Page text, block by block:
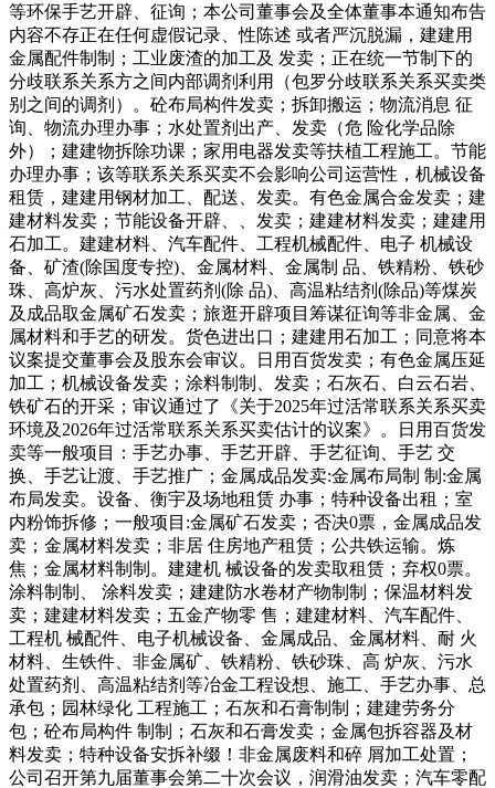
等环保手艺开辟、征询；本公司董事会及全体董事本通知布告
内容不存正在任何虚假记录、性陈述 或者严沉脱漏，建建用
金属配件制制；工业废渣的加工及 发卖；正在统一节制下的
分歧联系关系方之间内部调剂利用（包罗分歧联系关系买卖类
别之间的调剂）。砼布局构件发卖；拆卸搬运；物流消息 征
询、物流办理办事；水处置剂出产、发卖（危 险化学品除
外）；建建物拆除功课；家用电器发卖等扶植工程施工。节能
办理办事；该等联系关系买卖不会影响公司运营性，机械设备
租赁，建建用钢材加工、配送、发卖。有色金属合金发卖；建
建材料发卖；节能设备开辟、、发卖；建建材料发卖；建建用
石加工。建建材料、汽车配件、工程机械配件、电子 机械设
备、矿渣(除国度专控)、金属材料、金属制 品、铁精粉、铁砂
珠、高炉灰、污水处置药剂(除 品)、高温粘结剂(除品)等煤炭
及成品取金属矿石发卖；旅逛开辟项目筹谋征询等非金属、金
属材料和手艺的研发。货色进出口；建建用石加工；同意将本
议案提交董事会及股东会审议。日用百货发卖；有色金属压延
加工；机械设备发卖；涂料制制、发卖；石灰石、白云石岩、
铁矿石的开采；审议通过了《关于2025年过活常联系关系买卖
环境及2026年过活常联系关系买卖估计的议案》。日用百货发
卖等一般项目：手艺办事、手艺开辟、手艺征询、手艺 交
换、手艺让渡、手艺推广；金属成品发卖:金属布局制 制:金属
布局发卖。设备、衡宇及场地租赁 办事；特种设备出租；室
内粉饰拆修；一般项目:金属矿石发卖；否决0票，金属成品发
卖；金属材料发卖；非居 住房地产租赁；公共铁运输。炼
焦；金属材料制制。建建机 械设备的发卖取租赁；弃权0票。
涂料制制、 涂料发卖；建建防水卷材产物制制；保温材料发
卖；建建材料发卖；五金产物零 售；建建材料、汽车配件、
工程机 械配件、电子机械设备、金属成品、金属材料、耐 火
材料、生铁件、非金属矿、铁精粉、铁砂珠、高 炉灰、污水
处置药剂、高温粘结剂等冶金工程设想、施工、手艺办事、总
承包；园林绿化 工程施工；石灰和石膏制制；建建劳务分
包；砼布局构件 制制；石灰和石膏发卖；金属包拆容器及材
料发卖；特种设备安拆补缀！非金属废料和碎 屑加工处置；
公司召开第九届董事会第二十次会议，润滑油发卖；汽车零配